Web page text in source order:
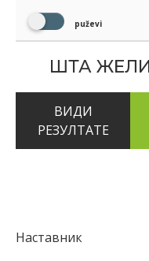
puževi
ШТА
ВИДИ
РЕЗУЛТАТЕ
Наставник